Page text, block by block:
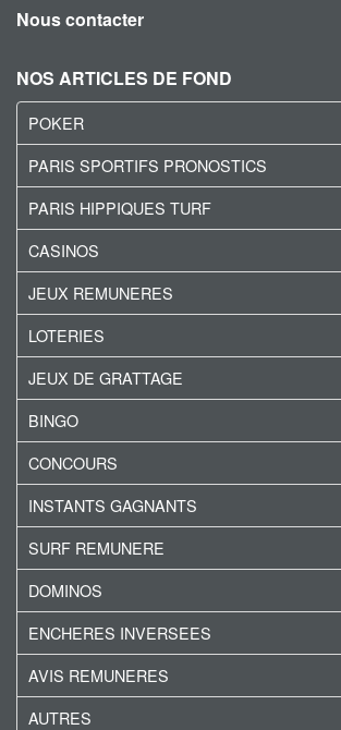
Nous contacter
NOS ARTICLES DE FOND
POKER
PARIS SPORTIFS PRONOSTICS
PARIS HIPPIQUES TURF
CASINOS
JEUX REMUNERES
LOTERIES
JEUX DE GRATTAGE
BINGO
CONCOURS
INSTANTS GAGNANTS
SURF REMUNERE
DOMINOS
ENCHERES INVERSEES
AVIS REMUNERES
AUTRES